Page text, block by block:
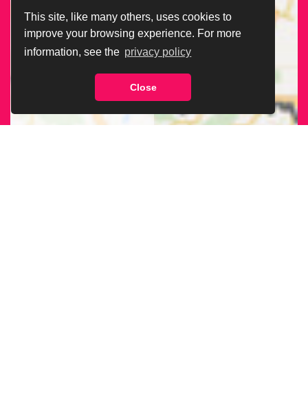
This site, like many others, uses cookies to
improve your browsing experience. For more
information, see the privacy policy
Close